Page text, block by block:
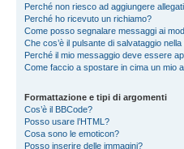
Perché non riesco ad aggiungere
Perché ho ricevuto un richiamo?
Come posso segnalare messaggi ai
Che cos’è il pulsante di salvataggio
Perché il mio messaggio deve essere
Come faccio a spostare in cima un mio
Formattazione e tipi di argomenti
Cos’è il BBCode?
Posso usare l’HTML?
Cosa sono le emoticon?
Posso inserire delle immagini?